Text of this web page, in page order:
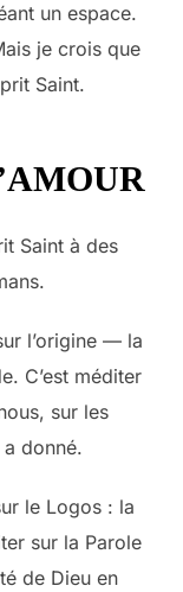
un espace.
je crois que
Saint.
Saint à des
l’origine — la
C’est méditer
sur les
donné.
le Logos : la
sur la Parole
de Dieu en